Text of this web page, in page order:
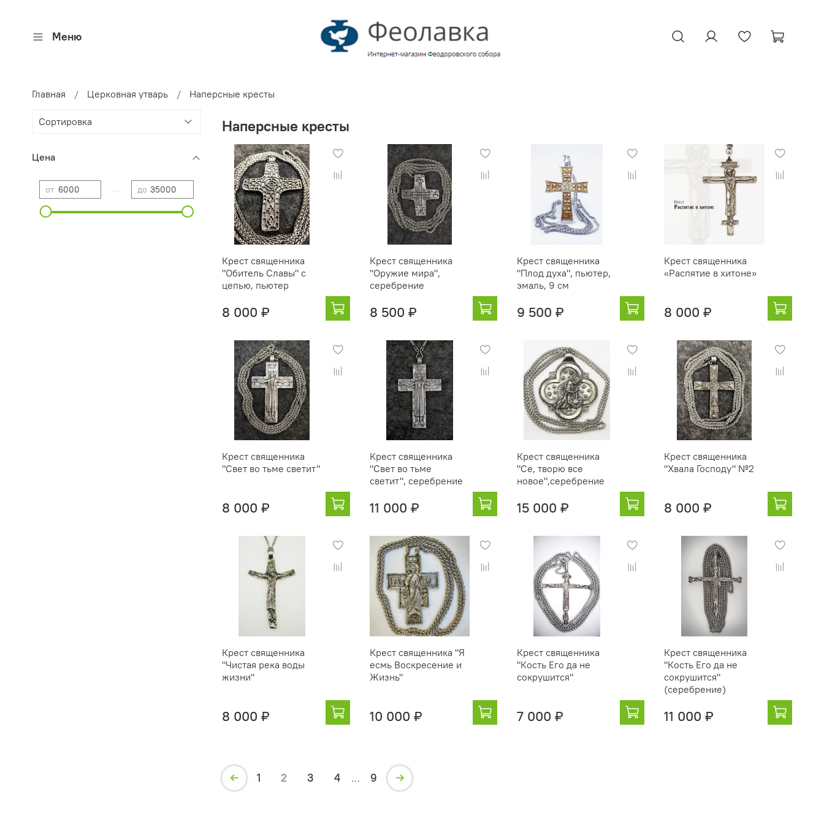
Меню
Главная Церковная утварь Наперсные кресты
Наперсные кресты
Крест священника
"Обитель Славы" с
цепью, пьютер
8 000 ₽
Крест священника
"Оружие мира",
серебрение
8 500 ₽
Крест священника
"Плод духа", пьютер,
эмаль, 9 см
9 500 ₽
Крест священника
«Распятие в хитоне»
8 000 ₽
Крест священника
"Свет во тьме светит"
8 000 ₽
Крест священника
"Свет во тьме
светит", серебрение
11 000 ₽
Крест священника
"Се, творю все
новое",серебрение
15 000 ₽
Крест священника
"Хвала Господу" №2
8 000 ₽
Крест священника
"Чистая река воды
жизни"
8 000 ₽
Крест священника "Я
есмь Воскресение и
Жизнь"
10 000 ₽
Крест священника
"Кость Его да не
сокрушится"
7 000 ₽
Крест священника
"Кость Его да не
сокрушится"
(серебрение)
11 000 ₽
1 2 3 4 … 9
Цена
от до